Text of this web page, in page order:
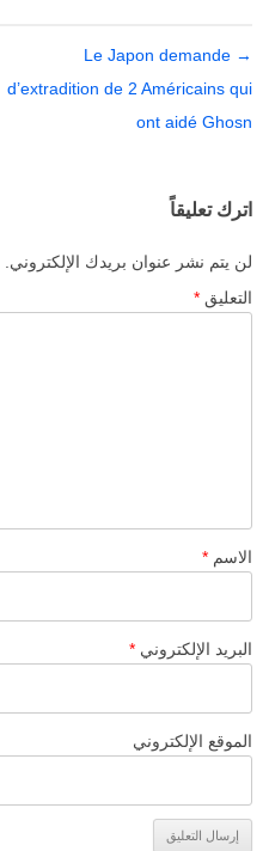
تصفّح
المقالات
→
Le Japon demande
d’extradition de 2 Américains qui
ont aidé Ghosn
اترك تعليقاً
لن يتم نشر عنوان بريدك الإلكتروني.
التعليق *
الاسم *
البريد الإلكتروني *
الموقع الإلكتروني